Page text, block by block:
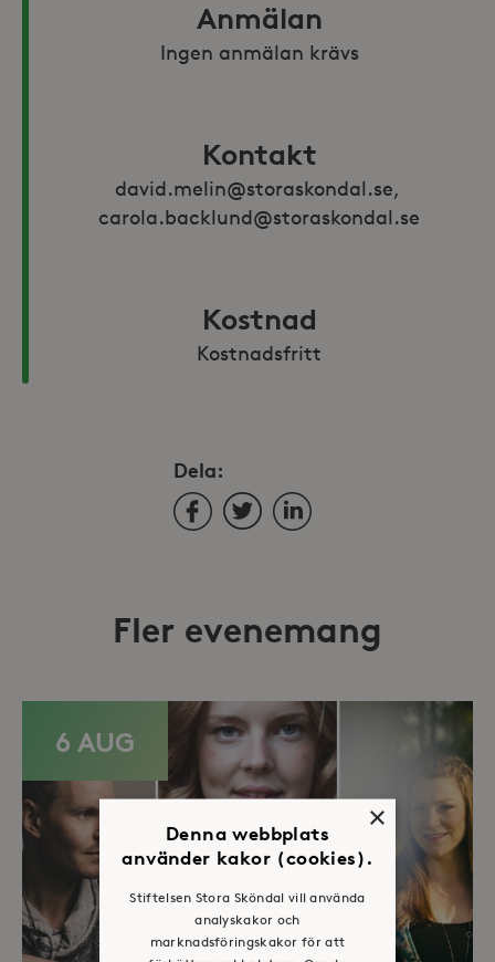
Anmälan
Ingen anmälan krävs
Kontakt
david.melin@storaskondal.se,
carola.backlund@storaskondal.se
Kostnad
Kostnadsfritt
Dela:
FacebookTwitterLinkedIn
Fler evenemang
6 AUG
×
Denna webbplats
använder kakor (cookies).
Stiftelsen Stora Sköndal vill använda
analyskakor och
marknadsföringskakor för att